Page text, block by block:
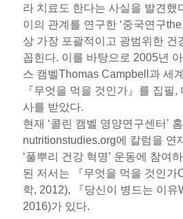
라 치료도 한다는 사실을 발견했
이의 관계를 연구한 ‘중국연구
상 가장 포괄적이고 광범위한 건
꼽힌다. 이를 바탕으로 2005년
스 캠벨Thomas Campbell과 세
『무엇을 먹을 것인가』를 집필
사를 받았다.
현재 ‘콜린 캠벨 영양연구센터’
nutritionstudies.org에 칼럼을 연
‘풀뿌리 건강 혁명’ 운동에 참여
된 저서는 『무엇을 먹을 것인가
학, 2012), 『당신이 병드는 이유
2016)가 있다.